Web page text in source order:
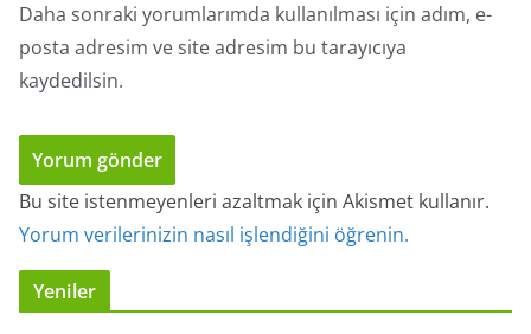
Daha sonraki yorumlarımda kullanılması için adım, e-
posta adresim ve site adresim bu tarayıcıya
kaydedilsin.
Bu site istenmeyenleri azaltmak için Akismet kullanır.
Yorum verilerinizin nasıl işlendiğini öğrenin.
Yeniler